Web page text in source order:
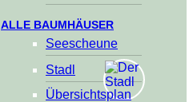
Seescheune
Übersichtsplan
ALLE BAUMHÄUSER
Stadl